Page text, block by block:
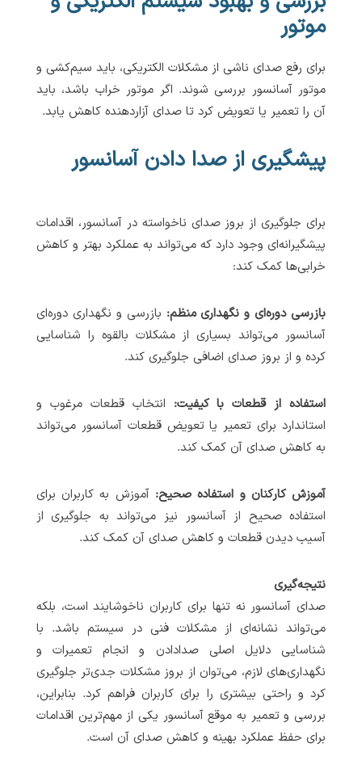
موتور
برای رفع صدای ناشی از مشکلات الکتریکی، باید سیم‌کشی و
موتور آسانسور بررسی شوند. اگر موتور خراب باشد، باید
آن را تعمیر یا تعویض کرد تا صدای آزاردهنده کاهش یابد.
پیشگیری از صدا دادن آسانسور
برای جلوگیری از بروز صدای ناخواسته در آسانسور، اقدامات
پیشگیرانه‌ای وجود دارد که می‌تواند به عملکرد بهتر و کاهش
خرابی‌ها کمک کند:
بازرسی دوره‌ای و نگهداری منظم: بازرسی و نگهداری دوره‌ای
آسانسور می‌تواند بسیاری از مشکلات بالقوه را شناسایی
کرده و از بروز صدای اضافی جلوگیری کند.
استفاده از قطعات با کیفیت: انتخاب قطعات مرغوب و
استاندارد برای تعمیر یا تعویض قطعات آسانسور می‌تواند
به کاهش صدای آن کمک کند.
آموزش کارکنان و استفاده صحیح: آموزش به کاربران برای
استفاده صحیح از آسانسور نیز می‌تواند به جلوگیری از
آسیب دیدن قطعات و کاهش صدای آن کمک کند.
نتیجه‌گیری
صدای آسانسور نه تنها برای کاربران ناخوشایند است، بلکه
می‌تواند نشانه‌ای از مشکلات فنی در سیستم باشد. با
شناسایی دلایل اصلی صدادادن و انجام تعمیرات و
نگهداری‌های لازم، می‌توان از بروز مشکلات جدی‌تر جلوگیری
کرد و راحتی بیشتری را برای کاربران فراهم کرد. بنابراین،
بررسی و تعمیر به موقع آسانسور یکی از مهم‌ترین اقدامات
برای حفظ عملکرد بهینه و کاهش صدای آن است.